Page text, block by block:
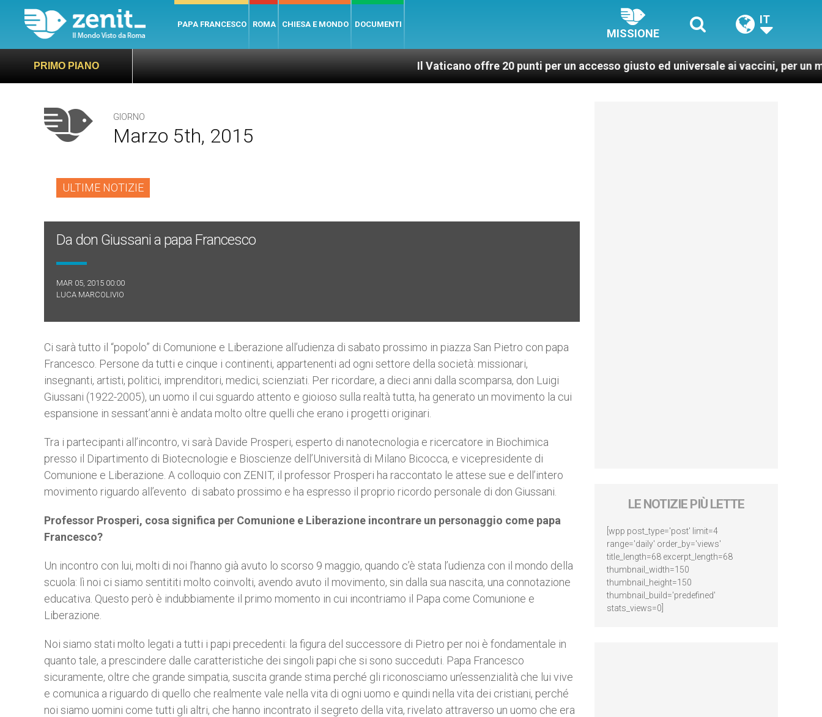
PAPA FRANCESCO ROMA CHIESA E MONDO DOCUMENTI
MISSIONE
IT
PRIMO PIANO Il Vaticano offre 20 punti per un accesso giusto ed universale ai vaccini, per un mondo più
GIORNO
Marzo 5th, 2015
ULTIME NOTIZIE
Da don Giussani a papa Francesco
MAR 05, 2015 00:00
LUCA MARCOLIVIO
Ci sarà tutto il “popolo” di Comunione e Liberazione all’udienza di sabato prossimo in piazza San Pietro con papa
Francesco. Persone da tutti e cinque i continenti, appartenenti ad ogni settore della società: missionari,
insegnanti, artisti, politici, imprenditori, medici, scienziati. Per ricordare, a dieci anni dalla scomparsa, don Luigi
Giussani (1922-2005), un uomo il cui sguardo attento e gioioso sulla realtà tutta, ha generato un movimento la cui
espansione in sessant’anni è andata molto oltre quelli che erano i progetti originari.
Tra i partecipanti all’incontro, vi sarà Davide Prosperi, esperto di nanotecnologia e ricercatore in Biochimica
presso il Dipartimento di Biotecnologie e Bioscienze dell’Università di Milano Bicocca, e vicepresidente di
Comunione e Liberazione. A colloquio con ZENIT, il professor Prosperi ha raccontato le attese sue e dell’intero
movimento riguardo all’evento di sabato prossimo e ha espresso il proprio ricordo personale di don Giussani.
Professor Prosperi, cosa significa per Comunione e Liberazione incontrare un personaggio come papa
Francesco?
Un incontro con lui, molti di noi l’hanno già avuto lo scorso 9 maggio, quando c’è stata l’udienza con il mondo della
scuola: lì noi ci siamo sentititi molto coinvolti, avendo avuto il movimento, sin dalla sua nascita, una connotazione
educativa. Questo però è indubbiamente il primo momento in cui incontriamo il Papa come Comunione e
Liberazione.
Noi siamo stati molto legati a tutti i papi precedenti: la figura del successore di Pietro per noi è fondamentale in
quanto tale, a prescindere dalle caratteristiche dei singoli papi che si sono succeduti. Papa Francesco
sicuramente, oltre che grande simpatia, suscita grande stima perché gli riconosciamo un’essenzialità che lui vive
e comunica a riguardo di quello che realmente vale nella vita di ogni uomo e quindi nella vita dei cristiani, perché
noi siamo uomini come tutti gli altri, che hanno incontrato il segreto della vita, rivelato attraverso un uomo che era
LE NOTIZIE PIÙ LETTE
[wpp post_type='post' limit=4
range='daily' order_by='views'
title_length=68 excerpt_length=68
thumbnail_width=150
thumbnail_height=150
thumbnail_build='predefined'
stats_views=0]